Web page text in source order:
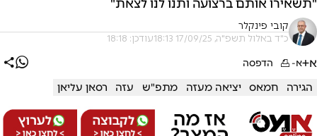
"תשאירו אותם ברצועה ותנו לנו לצאת"
קובי פינקלר
כ"ד באלול תשפ"ה, 17/09/25 18:13 עודכן: 18:18
א+א- הדפסה
הגירה חמאס יציאה מעזה מתפ"ש עזה רסאן עליאן